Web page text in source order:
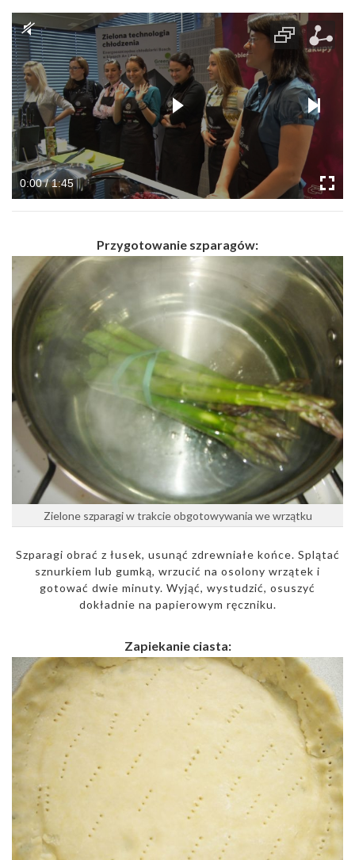
0:00 / 1:45
Przygotowanie szparagów:
Zielone szparagi w trakcie obgotowywania we wrzątku
Szparagi obrać z łusek, usunąć zdrewniałe końce. Splątać
sznurkiem lub gumką, wrzucić na osolony wrzątek i
gotować dwie minuty. Wyjąć, wystudzić, osuszyć
dokładnie na papierowym ręczniku.
Zapiekanie ciasta: